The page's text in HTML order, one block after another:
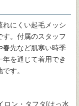
にくい起毛メッシ
す。付属のスタッフ
春先など肌寒い時季
を通じて着用でき
す。
ロン・タフタ[はっ水